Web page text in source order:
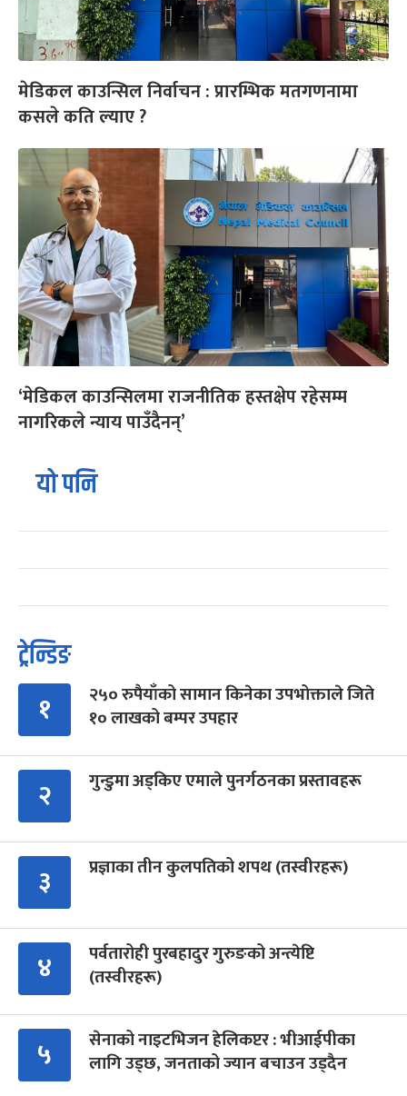
मेडिकल काउन्सिल निर्वाचन : प्रारम्भिक मतगणनामा
कसले कति ल्याए ?
‘मेडिकल काउन्सिलमा राजनीतिक हस्तक्षेप रहेसम्म
नागरिकले न्याय पाउँदैनन्’
यो पनि
ट्रेन्डिङ
१
२५० रुपैयाँको सामान किनेका उपभोक्ताले जिते
१० लाखको बम्पर उपहार
२ गुन्डुमा अड्किए एमाले पुनर्गठनका प्रस्तावहरू
३ प्रज्ञाका तीन कुलपतिको शपथ (तस्वीरहरू)
४
पर्वतारोही पुरबहादुर गुरुङको अन्त्येष्टि
(तस्वीरहरू)
५
सेनाको नाइटभिजन हेलिकप्टर : भीआईपीका
लागि उड्छ, जनताको ज्यान बचाउन उड्दैन